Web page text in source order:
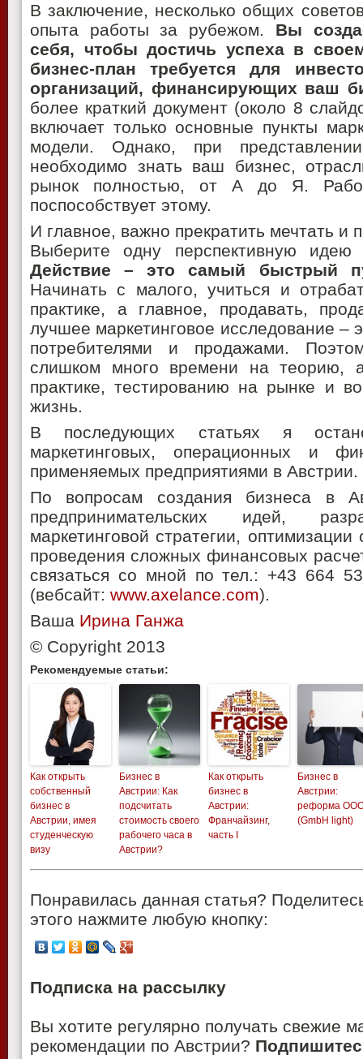
В заключение, несколько общих
опыта работы за рубежом. Вы
себя, чтобы достичь успеха в
бизнес-план требуется для
организаций, финансирующих ваш
более краткий документ (около 8
включает только основные пункты
модели. Однако, при
необходимо знать ваш бизнес,
рынок полностью, от А до Я.
поспособствует этому.
И главное, важно прекратить мечтать и
Выберите одну перспективную идею
Действие – это самый быстрый
Начинать с малого, учиться и
практике, а главное, продавать,
лучшее маркетинговое исследование –
потребителями и продажами.
слишком много времени на теорию, а
практике, тестированию на рынке и
жизнь.
В последующих статьях я
маркетинговых, операционных и
применяемых предприятиями в Австрии.
По вопросам создания бизнеса в
предпринимательских идей,
маркетинговой стратегии,
проведения сложных финансовых
связаться со мной по тел.: +43 664
(вебсайт: www.axelance.com).
Ваша Ирина Ганжа
© Copyright 2013
Рекомендуемые статьи:
Как открыть
собственный
бизнес в
Австрии, имея
студенческую
визу
Бизнес в
Австрии: Как
подсчитать
стоимость своего
рабочего часа в
Австрии?
Как открыть
бизнес в
Австрии:
Франчайзинг,
часть I
Бизнес в
Австрии:
реформа
(GmbH light)
Понравилась данная статья?
этого нажмите любую кнопку:
Подписка на рассылку
Вы хотите регулярно получать свежие
рекомендации по Австрии?